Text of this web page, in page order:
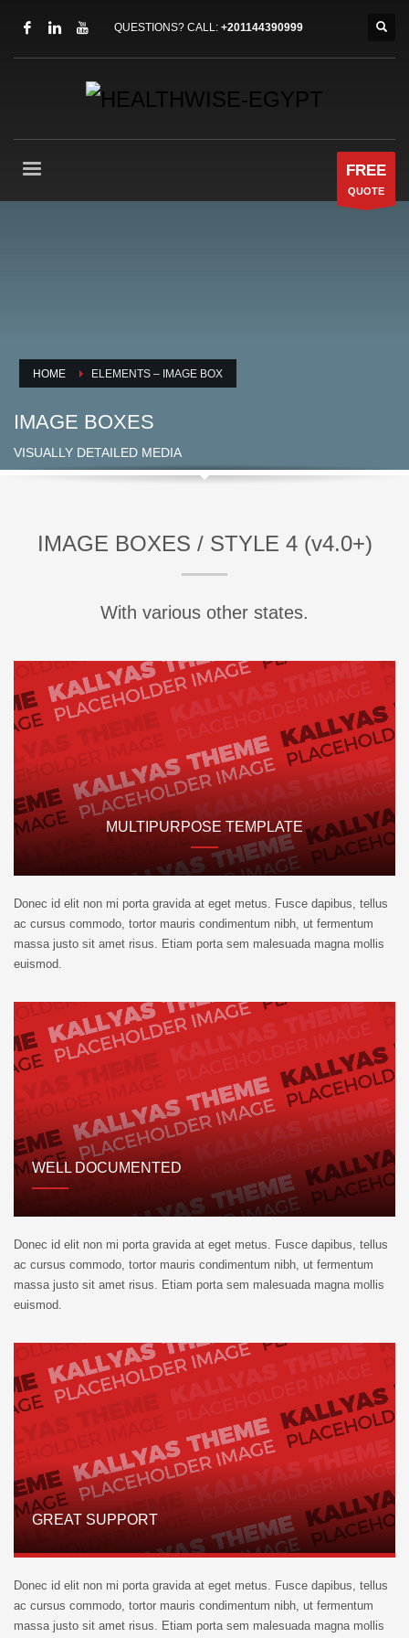
QUESTIONS? CALL: +201144390999
FREE
QUOTE
HOME ELEMENTS – IMAGE BOX
IMAGE BOXES
VISUALLY DETAILED MEDIA
IMAGE BOXES / STYLE 4 (v4.0+)
With various other states.
MULTIPURPOSE TEMPLATE
Donec id elit non mi porta gravida at eget metus. Fusce dapibus, tellus
ac cursus commodo, tortor mauris condimentum nibh, ut fermentum
massa justo sit amet risus. Etiam porta sem malesuada magna mollis
euismod.
WELL DOCUMENTED
Donec id elit non mi porta gravida at eget metus. Fusce dapibus, tellus
ac cursus commodo, tortor mauris condimentum nibh, ut fermentum
massa justo sit amet risus. Etiam porta sem malesuada magna mollis
euismod.
GREAT SUPPORT
Donec id elit non mi porta gravida at eget metus. Fusce dapibus, tellus
ac cursus commodo, tortor mauris condimentum nibh, ut fermentum
massa justo sit amet risus. Etiam porta sem malesuada magna mollis